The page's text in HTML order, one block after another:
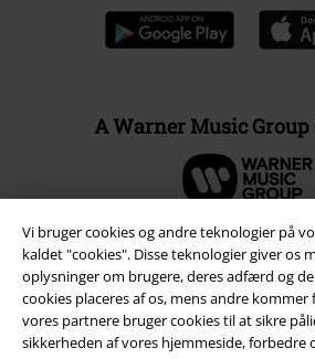
Vi bruger cookies og andre teknologier på
kaldet "cookies". Disse teknologier giver os
oplysninger om brugere, deres adfærd og
cookies placeres af os, mens andre
vores partnere bruger cookies til at sikre
sikkerheden af ​​vores hjemmeside, forbedre
A Warner Music Group